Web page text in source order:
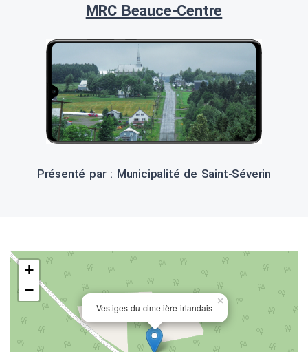
MRC Beauce-Centre
Présenté par : Municipalité de Saint-Séverin
Vestiges du cimetière irlandais
×
+
−